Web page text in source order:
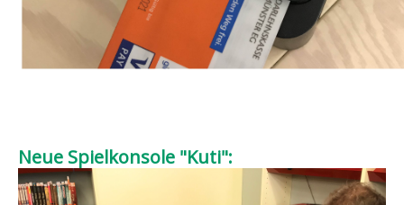
Neue Spielkonsole "Kuti":